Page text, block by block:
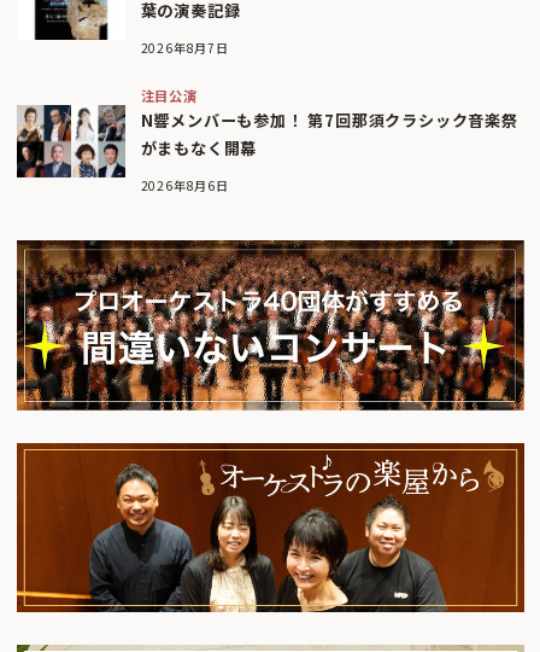
葉の演奏記録
2026年8月7日
注目公演
N響メンバーも参加！ 第7回那須クラシック音楽祭
がまもなく開幕
2026年8月6日